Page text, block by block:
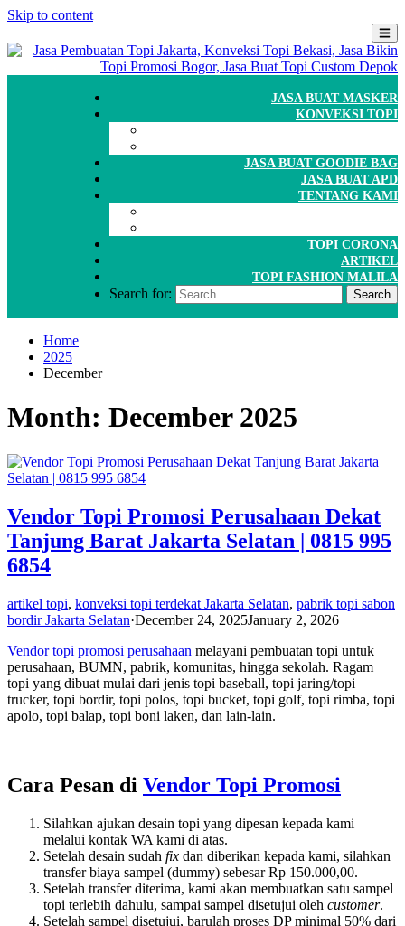
Skip to content
JASA BUAT MASKER
KONVEKSI TOPI
JASA BUAT GOODIE BAG
JASA BUAT APD
TENTANG KAMI
TOPI CORONA
ARTIKEL
TOPI FASHION MALILA
Search for:
Home
2025
December
Month: December 2025
Vendor Topi Promosi Perusahaan Dekat
Tanjung Barat Jakarta Selatan | 0815 995
6854
artikel topi, konveksi topi terdekat Jakarta Selatan, pabrik topi sabon
bordir Jakarta Selatan·December 24, 2025January 2, 2026
Vendor topi promosi perusahaan melayani pembuatan topi untuk
perusahaan, BUMN, pabrik, komunitas, hingga sekolah. Ragam
topi yang dibuat mulai dari jenis topi baseball, topi jaring/topi
trucker, topi bordir, topi polos, topi bucket, topi golf, topi rimba, topi
apolo, topi balap, topi boni laken, dan lain-lain.
Cara Pesan di Vendor Topi Promosi
Silahkan ajukan desain topi yang dipesan kepada kami
melalui kontak WA kami di atas.
Setelah desain sudah fix dan diberikan kepada kami, silahkan
transfer biaya sampel (dummy) sebesar Rp 150.000,00.
Setelah transfer diterima, kami akan membuatkan satu sampel
topi terlebih dahulu, sampai sampel disetujui oleh customer.
Setelah sampel disetujui, barulah proses DP minimal 50% dari